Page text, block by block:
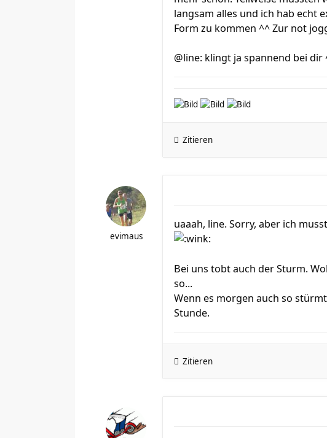
langsam alles und ich hab echt
Form zu kommen ^^ Zur not
@line: klingt ja spannend bei
Zitieren
evimaus
uaaah, line. Sorry, aber ich
Bei uns tobt auch der Sturm.
so...
Wenn es morgen auch so
Stunde.
Zitieren